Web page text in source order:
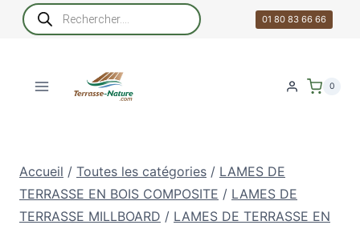
Recherche
de
produits
01 80 83 66 66
0
Accueil / Toutes les catégories / LAMES DE
TERRASSE EN BOIS COMPOSITE / LAMES DE
TERRASSE MILLBOARD / LAMES DE TERRASSE EN